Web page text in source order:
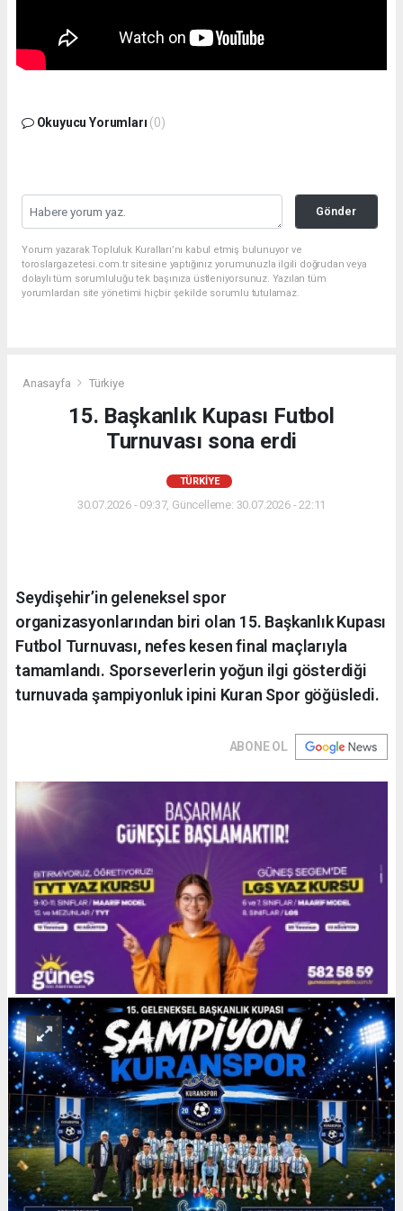
Okuyucu Yorumları (0)
Gönder
Yorum yazarak Topluluk Kuralları’nı kabul etmiş bulunuyor ve
toroslargazetesi.com.tr sitesine yaptığınız yorumunuzla ilgili doğrudan veya
dolaylı tüm sorumluluğu tek başınıza üstleniyorsunuz. Yazılan tüm
yorumlardan site yönetimi hiçbir şekilde sorumlu tutulamaz.
Anasayfa Türkiye
15. Başkanlık Kupası Futbol
Turnuvası sona erdi
TÜRKIYE
30.07.2026 - 09:37, Güncelleme: 30.07.2026 - 22:11
Seydişehir’in geleneksel spor
organizasyonlarından biri olan 15. Başkanlık Kupası
Futbol Turnuvası, nefes kesen final maçlarıyla
tamamlandı. Sporseverlerin yoğun ilgi gösterdiği
turnuvada şampiyonluk ipini Kuran Spor göğüsledi.
ABONE OL